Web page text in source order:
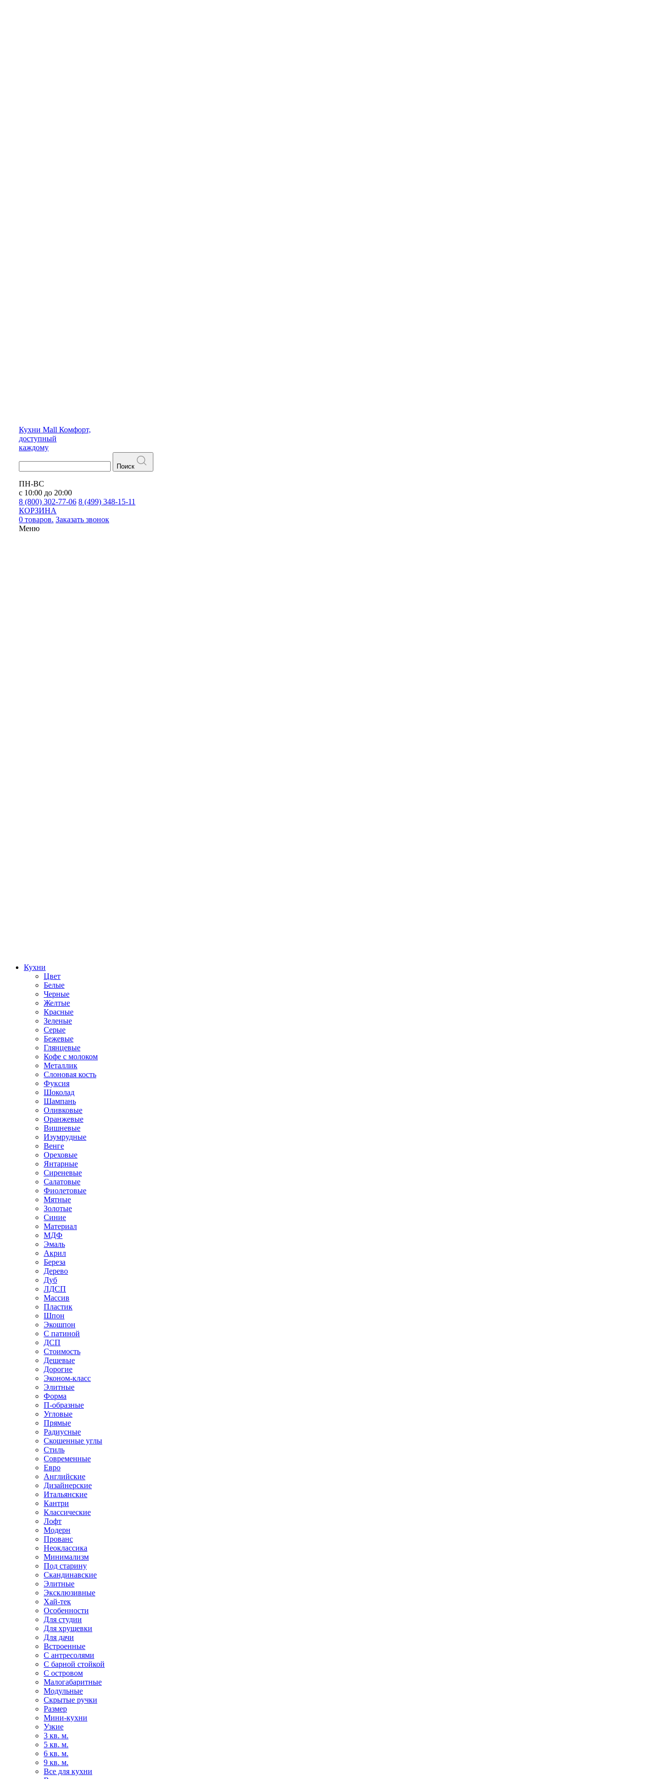
Кухни Mall Комфорт,
доступный
каждому
Поиск
ПН-ВС
с 10:00 до 20:00
8 (800) 302-77-06 8 (499) 348-15-11
КОРЗИНА
0 товаров. Заказать звонок
Меню
Кухни
Цвет
Белые
Черные
Желтые
Красные
Зеленые
Серые
Бежевые
Глянцевые
Кофе с молоком
Металлик
Слоновая кость
Фуксия
Шоколад
Шампань
Оливковые
Оранжевые
Вишневые
Изумрудные
Венге
Ореховые
Янтарные
Сиреневые
Салатовые
Фиолетовые
Мятные
Золотые
Синие
Материал
МДФ
Эмаль
Акрил
Береза
Дерево
Дуб
ЛДСП
Массив
Пластик
Шпон
Экошпон
С патиной
ДСП
Стоимость
Дешевые
Дорогие
Эконом-класс
Элитные
Форма
П-образные
Угловые
Прямые
Радиусные
Скошенные углы
Стиль
Современные
Евро
Английские
Дизайнерские
Итальянские
Кантри
Классические
Лофт
Модерн
Прованс
Неоклассика
Минимализм
Под старину
Скандинавские
Элитные
Эксклюзивные
Хай-тек
Особенности
Для студии
Для хрущевки
Для дачи
Встроенные
С антресолями
С барной стойкой
С островом
Малогабаритные
Модульные
Скрытые ручки
Размер
Мини-кухни
Узкие
3 кв. м.
5 кв. м.
6 кв. м.
9 кв. м.
Все для кухни